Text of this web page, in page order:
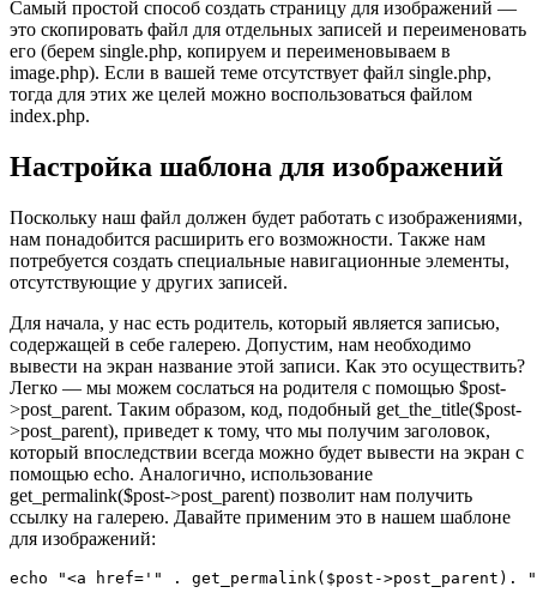
Самый простой способ создать страницу для изображений —
это скопировать файл для отдельных записей и переименовать
его (берем single.php, копируем и переименовываем в
image.php). Если в вашей теме отсутствует файл single.php,
тогда для этих же целей можно воспользоваться файлом
index.php.
Настройка шаблона для изображений
Поскольку наш файл должен будет работать с изображениями,
нам понадобится расширить его возможности. Также нам
потребуется создать специальные навигационные элементы,
отсутствующие у других записей.
Для начала, у нас есть родитель, который является записью,
содержащей в себе галерею. Допустим, нам необходимо
вывести на экран название этой записи. Как это осуществить?
Легко — мы можем сослаться на родителя с помощью $post-
>post_parent. Таким образом, код, подобный get_the_title($post-
>post_parent), приведет к тому, что мы получим заголовок,
который впоследствии всегда можно будет вывести на экран с
помощью echo. Аналогично, использование
get_permalink($post->post_parent) позволит нам получить
ссылку на галерею. Давайте применим это в нашем шаблоне
для изображений:
echo "<a href='" . get_permalink($post-